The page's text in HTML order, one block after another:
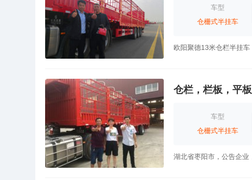
车型
仓栅式半挂车
仓栏，栏板，平
车型
仓栅式半挂车